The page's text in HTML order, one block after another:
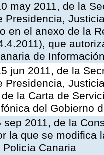
may 2011, de la
Presidencia,
en el anexo de la
que
de
jun 2011, de la
Presidencia,
la Carta de
del Gobierno
sep 2011, de la
la que se modifica
Policía Canaria